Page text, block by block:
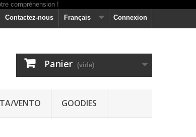
Connexion
Français
Contactez-nous
Panier (vide)
VENTO GOODIES